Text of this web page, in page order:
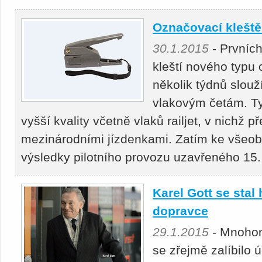
Označovací
30.1.2015 -
kleští nového typu
několik týdnů
vlakovým četám.
vyšší kvality včetně vlaků railjet, v nichž
mezinárodními jízdenkami. Zatím ke
výsledky pilotního provozu uzavřeného
Karel Gott se stal
dopravce
29.1.2015 -
se zřejmě zalíbilo